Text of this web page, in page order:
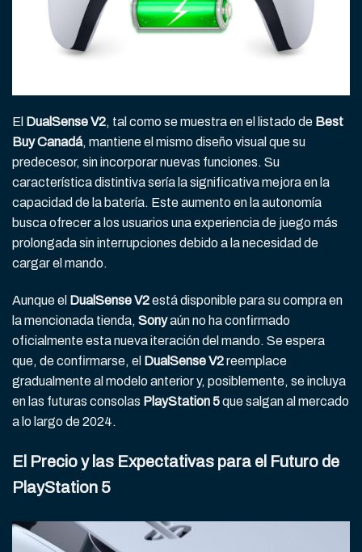
El DualSense V2, tal como se muestra en el listado de Best
Buy Canadá, mantiene el mismo diseño visual que su
predecesor, sin incorporar nuevas funciones. Su
característica distintiva sería la significativa mejora en la
capacidad de la batería. Este aumento en la autonomía
busca ofrecer a los usuarios una experiencia de juego más
prolongada sin interrupciones debido a la necesidad de
cargar el mando.
Aunque el DualSense V2está disponible para su compra en
la mencionada tienda, Sonyaún no ha confirmado
oficialmente esta nueva iteración del mando. Se espera
que, de confirmarse, el DualSense V2reemplace
gradualmente al modelo anterior y, posiblemente, se incluya
en las futuras consolas PlayStation 5que salgan al mercado
a lo largo de 2024.
El Precio y las Expectativas para el Futuro de
PlayStation 5